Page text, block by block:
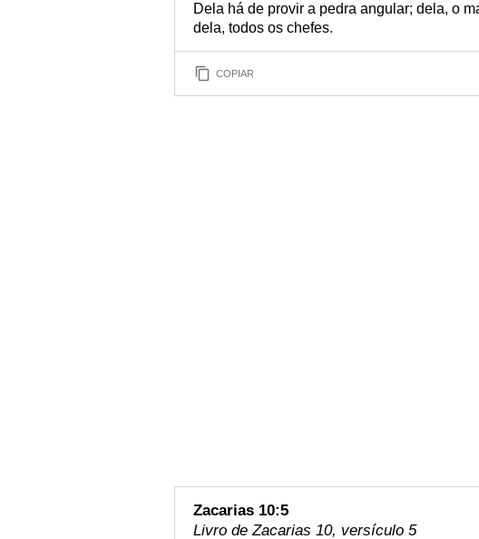
Dela há de provir a pedra angular; dela, o
dela, todos os chefes.
COPIAR
Zacarias 10:5
Livro de Zacarias 10, versículo 5